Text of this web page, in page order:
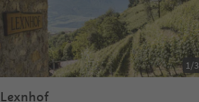
1/3
Lexnhof